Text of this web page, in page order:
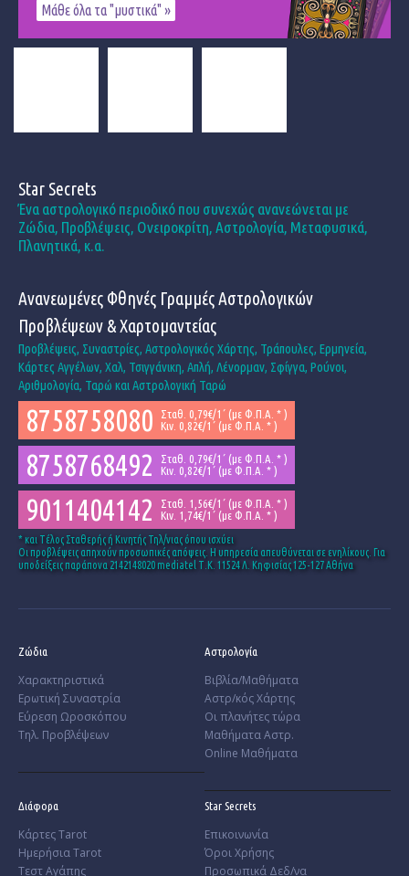
Μάθε όλα τα "μυστικά" »
Star Secrets
Ένα αστρολογικό περιοδικό που συνεχώς ανανεώνεται με
Ζώδια, Προβλέψεις, Ονειροκρίτη, Αστρολογία, Μεταφυσικά,
Πλανητικά, κ.α.
Ανανεωμένες Φθηνές Γραμμές Αστρολογικών
Προβλέψεων & Χαρτομαντείας
Προβλέψεις, Συναστρίες, Αστρολογικός Χάρτης, Τράπουλες, Ερμηνεία,
Κάρτες Αγγέλων, Χαλ, Τσιγγάνικη, Απλή, Λένορμαν, Σφίγγα, Ρούνοι,
Αριθμολογία, Ταρώ και Αστρολογική Ταρώ
8758758080
Σταθ. 0,79€/1΄ (με Φ.Π.Α. * )
Κιν. 0,82€/1΄ (με Φ.Π.Α. * )
8758768492
Σταθ. 0,79€/1΄ (με Φ.Π.Α. * )
Κιν. 0,82€/1΄ (με Φ.Π.Α. * )
9011404142
Σταθ. 1,56€/1΄ (με Φ.Π.Α. * )
Κιν. 1,74€/1΄ (με Φ.Π.Α. * )
* και Tέλος Σταθερής ή Κινητής Τηλ/νιας όπου ισχύει
Οι προβλέψεις απηχούν προσωπικές απόψεις. Η υπηρεσία απευθύνεται σε ενηλίκους. Για
υποδείξεις παράπονα 2142148020 mediatel Τ.Κ. 11524 Λ. Κηφισίας 125-127 Αθήνα
Ζώδια
Χαρακτηριστικά
­Ερωτική Συναστρία
­Εύρεση Ωροσκόπου
Τηλ. Προβλέψεων
Αστρολογία
Βιβλία/Μαθήματα
Αστρ/κός Χάρτης
Οι πλανήτες τώρα
Μαθήματα Αστρ.
Online Μαθήματα
Διάφορα
Κάρτες Tarot
Ημερήσια Tarot
Τεστ Αγάπης
Star Secrets
Επικοινωνία
Όροι Χρήσης
Προσωπικά Δεδ/να